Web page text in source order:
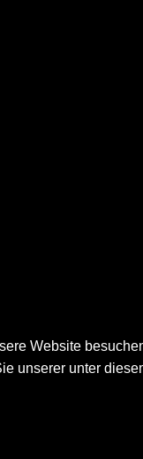
Website
unserer unter